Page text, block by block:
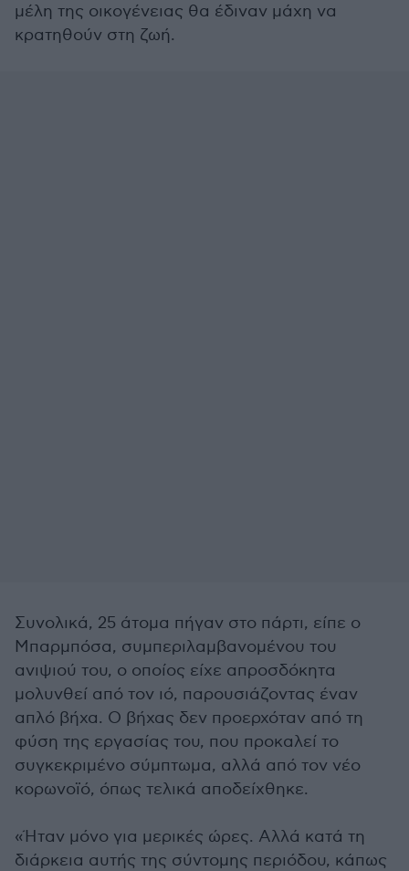
μέλη της οικογένειας θα έδιναν μάχη να
κρατηθούν στη ζωή.
Συνολικά, 25 άτομα πήγαν στο πάρτι, είπε ο
Μπαρμπόσα, συμπεριλαμβανομένου του
ανιψιού του, ο οποίος είχε απροσδόκητα
μολυνθεί από τον ιό, παρουσιάζοντας έναν
απλό βήχα. Ο βήχας δεν προερχόταν από τη
φύση της εργασίας του, που προκαλεί το
συγκεκριμένο σύμπτωμα, αλλά από τον νέο
κορωνοϊό, όπως τελικά αποδείχθηκε.
«Ήταν μόνο για μερικές ώρες. Αλλά κατά τη
διάρκεια αυτής της σύντομης περιόδου, κάπως